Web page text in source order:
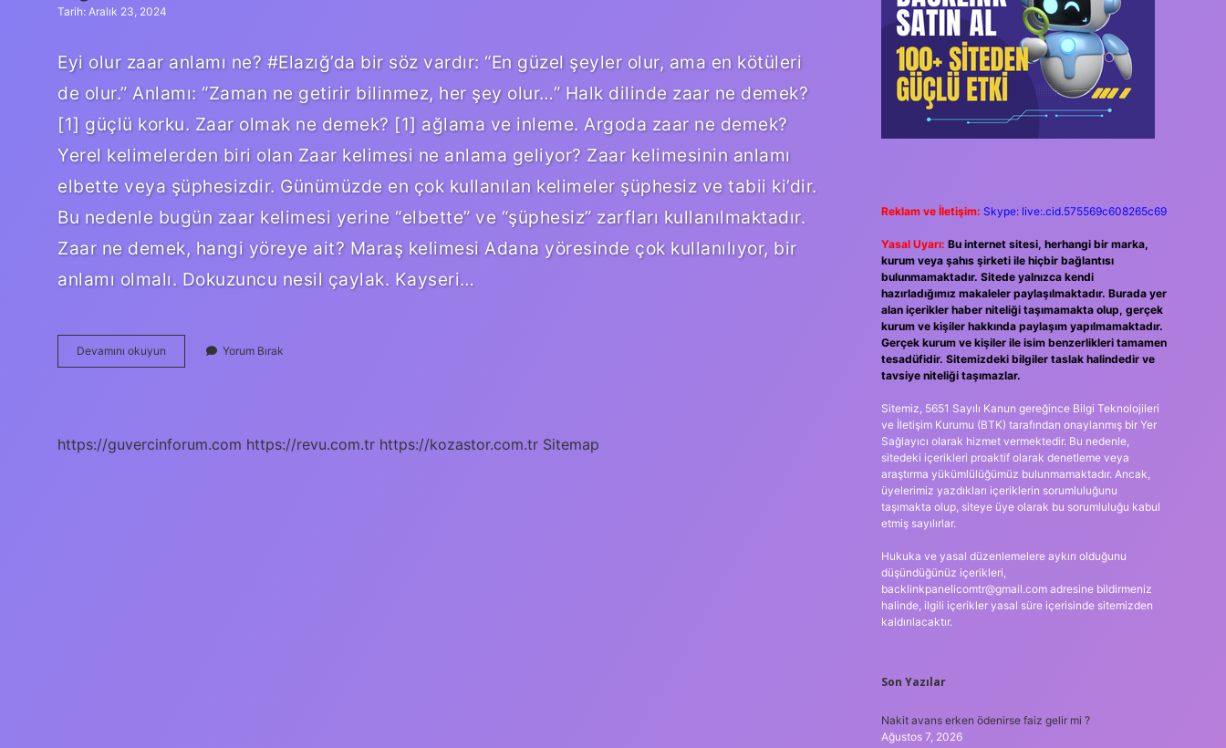
Tarih: Aralık 23, 2024
Eyi olur zaar anlamı ne? #Elazığ’da bir söz vardır: “En güzel şeyler olur, ama en kötüleri
de olur.” Anlamı: “Zaman ne getirir bilinmez, her şey olur…” Halk dilinde zaar ne demek?
[1] güçlü korku. Zaar olmak ne demek? [1] ağlama ve inleme. Argoda zaar ne demek?
Yerel kelimelerden biri olan Zaar kelimesi ne anlama geliyor? Zaar kelimesinin anlamı
elbette veya şüphesizdir. Günümüzde en çok kullanılan kelimeler şüphesiz ve tabii ki’dir.
Bu nedenle bugün zaar kelimesi yerine “elbette” ve “şüphesiz” zarfları kullanılmaktadır.
Zaar ne demek, hangi yöreye ait? Maraş kelimesi Adana yöresinde çok kullanılıyor, bir
anlamı olmalı. Dokuzuncu nesil çaylak. Kayseri…
Devamını okuyun
Olur
Yorum Bırak
https://guvercinforum.com https://revu.com.tr https://kozastor.com.tr Sitemap
Reklam ve İletişim: Skype: live:.cid.575569c608265c69
Yasal Uyarı: Bu internet sitesi, herhangi bir marka,
kurum veya şahıs şirketi ile hiçbir bağlantısı
bulunmamaktadır. Sitede yalnızca kendi
hazırladığımız makaleler paylaşılmaktadır. Burada yer
alan içerikler haber niteliği taşımamakta olup, gerçek
kurum ve kişiler hakkında paylaşım yapılmamaktadır.
Gerçek kurum ve kişiler ile isim benzerlikleri tamamen
tesadüfidir. Sitemizdeki bilgiler taslak halindedir ve
tavsiye niteliği taşımazlar.
Sitemiz, 5651 Sayılı Kanun gereğince Bilgi Teknolojileri
ve İletişim Kurumu (BTK) tarafından onaylanmış bir Yer
Sağlayıcı olarak hizmet vermektedir. Bu nedenle,
sitedeki içerikleri proaktif olarak denetleme veya
araştırma yükümlülüğümüz bulunmamaktadır. Ancak,
üyelerimiz yazdıkları içeriklerin sorumluluğunu
taşımakta olup, siteye üye olarak bu sorumluluğu kabul
etmiş sayılırlar.
Hukuka ve yasal düzenlemelere aykırı olduğunu
düşündüğünüz içerikleri,
backlinkpanelicomtr@gmail.comadresine bildirmeniz
halinde, ilgili içerikler yasal süre içerisinde sitemizden
kaldırılacaktır.
Son Yazılar
Nakit avans erken ödenirse faiz gelir mi ?
Ağustos 7, 2026